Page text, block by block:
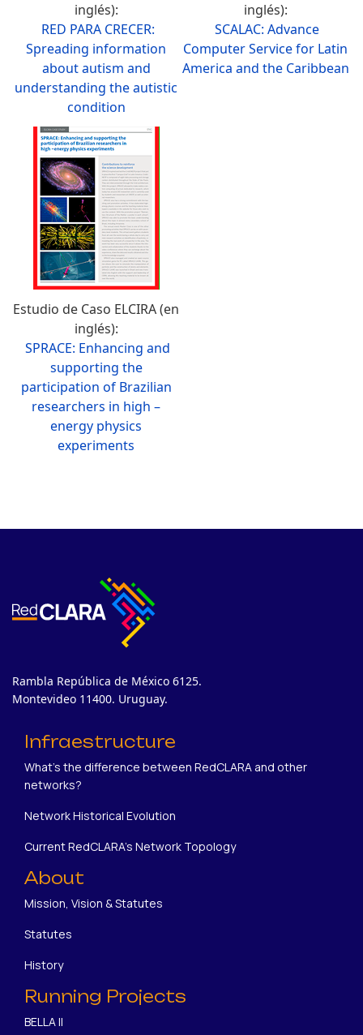
inglés):
RED PARA CRECER:
Spreading information
about autism and
understanding the autistic
condition
inglés):
SCALAC: Advance
Computer Service for Latin
America and the Caribbean
Estudio de Caso ELCIRA (en
inglés):
SPRACE: Enhancing and
supporting the
participation of Brazilian
researchers in high –
energy physics
experiments
Rambla República de México 6125.
Montevideo 11400. Uruguay.
Infraestructure
What's the difference between RedCLARA and other
networks?
Network Historical Evolution
Current RedCLARA's Network Topology
About
Mission, Vision & Statutes
Statutes
History
Running Projects
BELLA II